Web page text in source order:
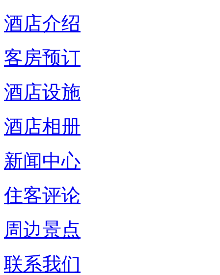
酒店介绍
客房预订
酒店设施
酒店相册
新闻中心
住客评论
周边景点
联系我们